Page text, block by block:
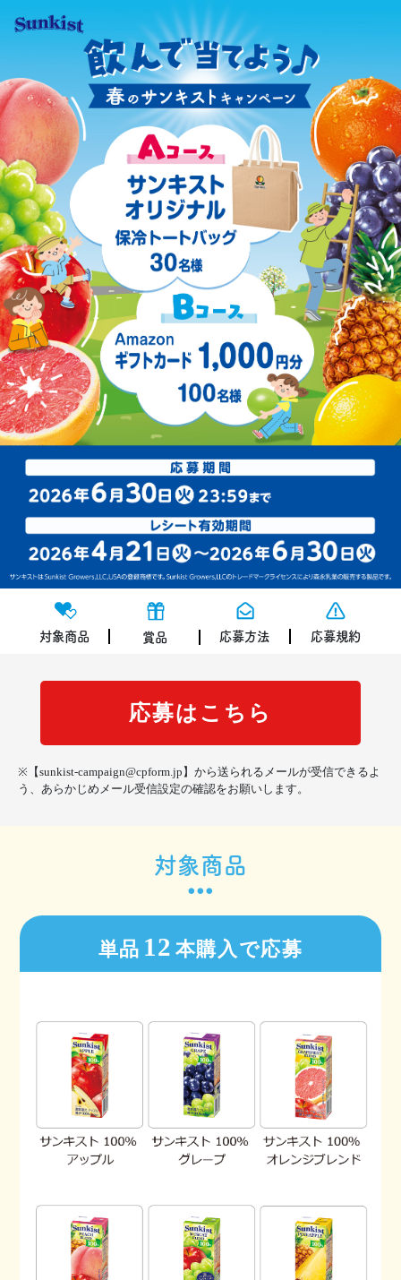
対象商品 賞品 応募方法 応募規約
応募はこちら
※【sunkist-campaign@cpform.jp】から送られるメールが受信できるよ
う、あらかじめメール受信設定の確認をお願いします。
対象商品
単品 12 本購入で応募